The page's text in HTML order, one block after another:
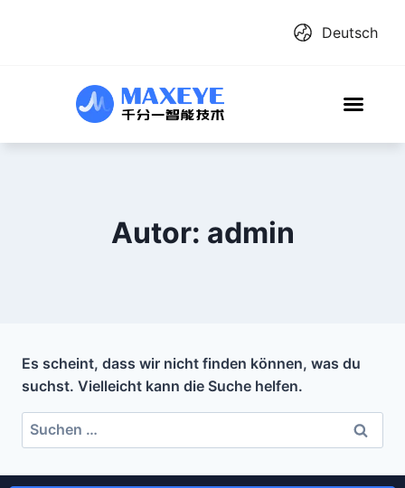
Deutsch
Autor: admin
Es scheint, dass wir nicht finden können, was du
suchst. Vielleicht kann die Suche helfen.